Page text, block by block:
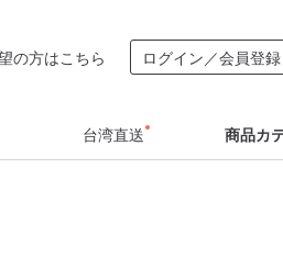
の方はこちら ログイン／会員登録
台湾直送 商品カ